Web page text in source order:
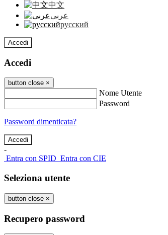
中文
عربى
русский
Accedi
Accedi
button close ×
Nome Utente
Password
Password dimenticata?
-
Entra con SPID Entra con CIE
Seleziona utente
button close ×
Recupero password